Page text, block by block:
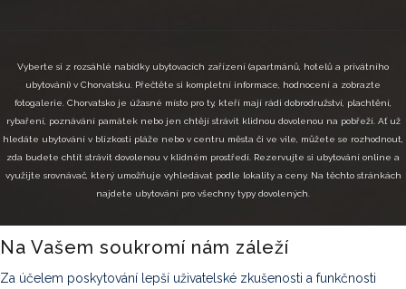
Vyberte si z rozsáhlé nabídky ubytovacích zařízení (apartmánů, hotelů a privátního
ubytování) v Chorvatsku. Přečtěte si kompletní informace, hodnocení a zobrazte
fotogalerie. Chorvatsko je úžasné místo pro ty, kteří mají rádi dobrodružství, plachtění,
rybaření, poznávání památek nebo jen chtějí strávit klidnou dovolenou na pobřeží. Ať už
hledáte ubytování v blízkosti pláže nebo v centru města či ve vile, můžete se rozhodnout,
zda budete chtít strávit dovolenou v klidném prostředí. Rezervujte si ubytování online a
využijte srovnávač, který umožňuje vyhledávat podle lokality a ceny. Na těchto stránkách
najdete ubytování pro všechny typy dovolených.
Na Vašem soukromí nám záleží
Za účelem poskytování lepší uživatelské zkušenosti a funkčnosti